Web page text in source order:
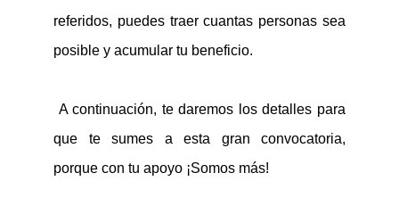
referidos, puedes traer cuantas personas sea
posible y acumular tu beneficio.
Acontinuación, te daremos los detalles para
que te sumes a esta gran convocatoria,
porque con tu apoyo ¡Somos más!